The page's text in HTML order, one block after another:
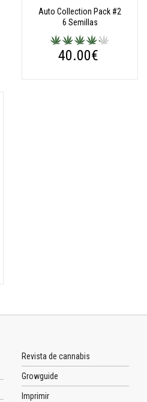
Auto Collection Pack #2
6 Semillas
40.00€
Revista de cannabis
Growguide
Imprimir